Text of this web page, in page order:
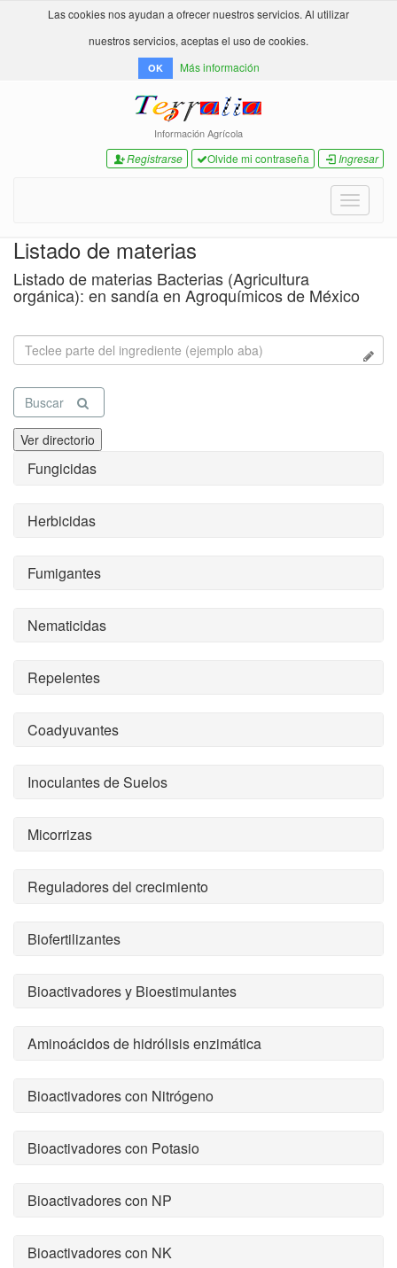
Las cookies nos ayudan a ofrecer nuestros servicios. Al utilizar
nuestros servicios, aceptas el uso de cookies.
OK Más información
Información Agrícola
Registrarse Olvide mi contraseña Ingresar
Toggle
Listado de materias
Listado de materias Bacterias (Agricultura
orgánica): en sandía en Agroquímicos de México
Buscar
Ver directorio
Fungicidas
Herbicidas
Fumigantes
Nematicidas
Repelentes
Coadyuvantes
Inoculantes de Suelos
Micorrizas
Reguladores del crecimiento
Biofertilizantes
Bioactivadores y Bioestimulantes
Aminoácidos de hidrólisis enzimática
Bioactivadores con Nitrógeno
Bioactivadores con Potasio
Bioactivadores con NP
Bioactivadores con NK